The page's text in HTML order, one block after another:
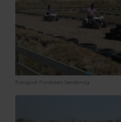
Fotograf: Funbikes Søndervig